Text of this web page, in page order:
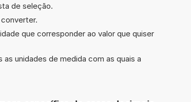
de seleção.
que corresponder ao valor que quiser
unidades de medida com as quais a